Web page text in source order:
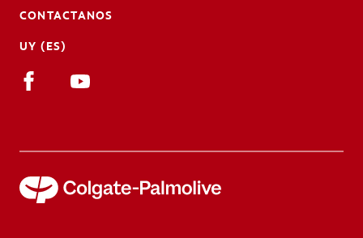
CONTACTANOS
UY (ES)